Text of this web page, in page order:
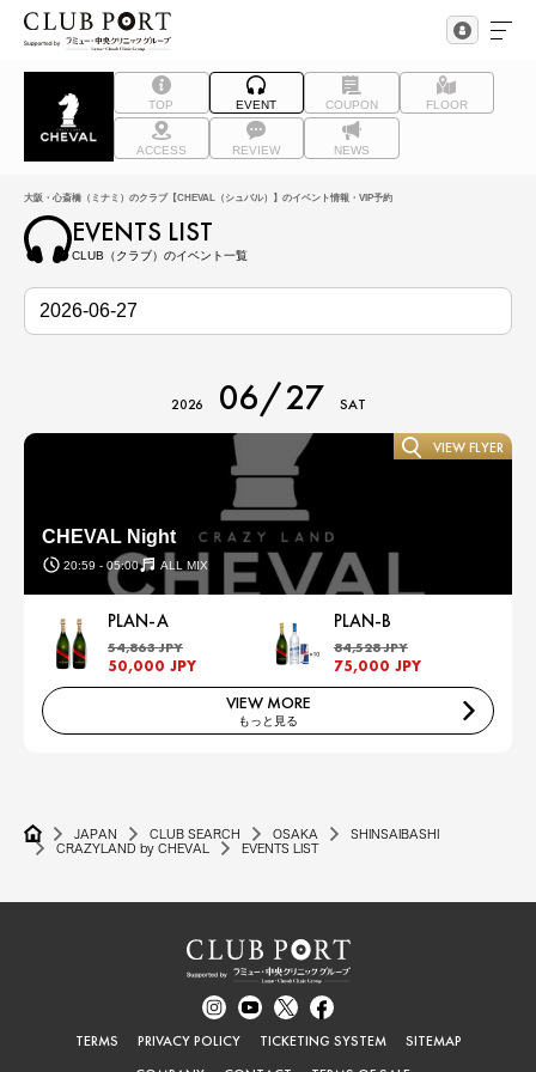
TOP EVENT COUPON FLOOR
ACCESS REVIEW NEWS
大阪・心斎橋（ミナミ）のクラブ【CHEVAL（シュバル）】のイベント情報・VIP予約
EVENTS LIST
CLUB（クラブ）のイベント一覧
2026 06/27 SAT
CHEVAL Night
20:59 - 05:00 ALL MIX
VIEW FLYER
PLAN-A
54,863 JPY
50,000 JPY
PLAN-B
84,528 JPY
75,000 JPY
VIEW MORE
もっと見る
JAPAN CLUB SEARCH OSAKA
SHINSAIBASHI
CRAZYLAND by CHEVAL
EVENTS LIST
TERMS PRIVACY POLICY TICKETING SYSTEM
SITEMAP